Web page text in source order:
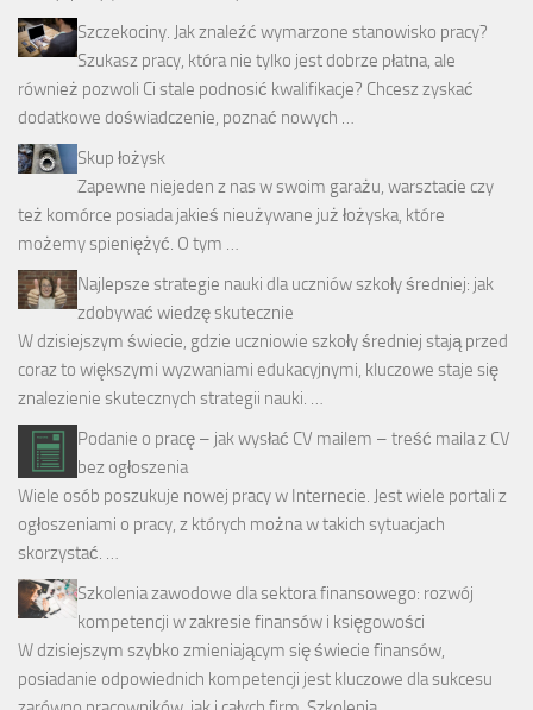
Szczekociny. Jak znaleźć wymarzone stanowisko pracy?
Szukasz pracy, która nie tylko jest dobrze płatna, ale
również pozwoli Ci stale podnosić kwalifikacje? Chcesz zyskać
dodatkowe doświadczenie, poznać nowych …
Skup łożysk
Zapewne niejeden z nas w swoim garażu, warsztacie czy
też komórce posiada jakieś nieużywane już łożyska, które
możemy spieniężyć. O tym …
Najlepsze strategie nauki dla uczniów szkoły średniej: jak
zdobywać wiedzę skutecznie
W dzisiejszym świecie, gdzie uczniowie szkoły średniej stają przed
coraz to większymi wyzwaniami edukacyjnymi, kluczowe staje się
znalezienie skutecznych strategii nauki. …
Podanie o pracę – jak wysłać CV mailem – treść maila z CV
bez ogłoszenia
Wiele osób poszukuje nowej pracy w Internecie. Jest wiele portali z
ogłoszeniami o pracy, z których można w takich sytuacjach
skorzystać. …
Szkolenia zawodowe dla sektora finansowego: rozwój
kompetencji w zakresie finansów i księgowości
W dzisiejszym szybko zmieniającym się świecie finansów,
posiadanie odpowiednich kompetencji jest kluczowe dla sukcesu